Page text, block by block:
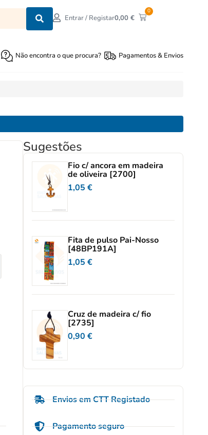
Entrar / Registar0,00€
0
Não encontra o que procura? Pagamentos & Envios
Sugestões
Fio c/ ancora em madeira
de oliveira [2700]
1,05 €
Fita de pulso Pai-Nosso
[48BP191A]
1,05 €
Cruz de madeira c/ fio
[2735]
0,90 €
Envios em CTT Registado
Pagamento seguro